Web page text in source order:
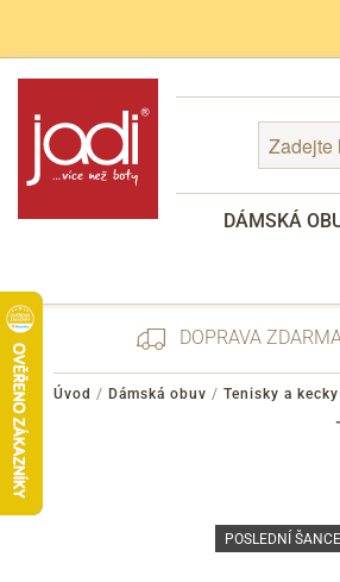
DÁMSKÁ
DOPRAVA
Úvod / Dámská obuv / Tenisky a kecky
POSLEDNÍ ŠANCE